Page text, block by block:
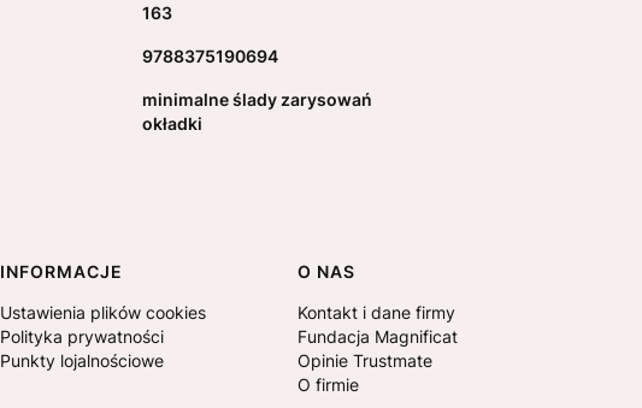
163
9788375190694
minimalne ślady zarysowań
okładki
INFORMACJE
Ustawienia plików cookies
Polityka prywatności
Punkty lojalnościowe
O NAS
Kontakt i dane firmy
Fundacja Magnificat
Opinie Trustmate
O firmie